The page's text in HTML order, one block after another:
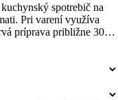
spotrebič na
Pri varení využíva
príprava približne 30